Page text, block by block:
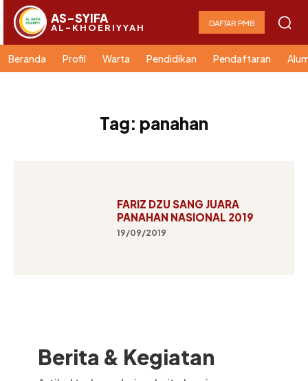
AS-SYIFA
AL-KHOERIYYAH DAFTAR PMB
Beranda Profil Warta Pendidikan Pendaftaran
Tag: panahan
FARIZ DZU SANG JUARA
PANAHAN NASIONAL 2019
19/09/2019
Berita & Kegiatan